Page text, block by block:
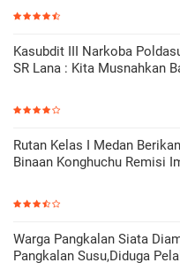
Kasubdit III Narkoba
SR Lana : Kita Musnahkan
Rutan Kelas I Medan
Binaan Konghuchu Remisi
Warga Pangkalan Siata
Pangkalan Susu,Diduga